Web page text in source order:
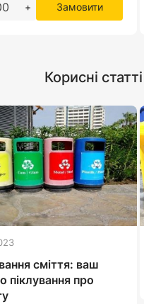
+ Замовити
Корисні статті
сміття: ваш
піклування про